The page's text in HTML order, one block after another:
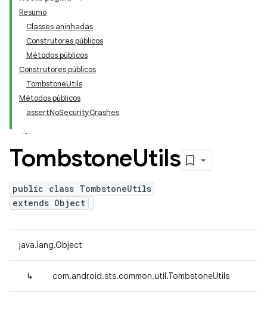
Resumo
Classes aninhadas
Construtores públicos
Métodos públicos
Construtores públicos
TombstoneUtils
Métodos públicos
assertNoSecurityCrashes
TombstoneUtils
public class TombstoneUtils
extends Object
java.lang.Object
↳ com.android.sts.common.util.TombstoneUtils